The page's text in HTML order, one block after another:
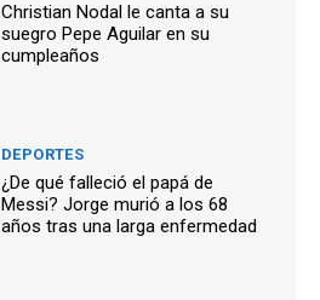
Christian Nodal le canta a su
suegro Pepe Aguilar en su
cumpleaños
DEPORTES
¿De qué falleció el papá de
Messi? Jorge murió a los 68
años tras una larga enfermedad